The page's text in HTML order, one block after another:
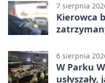
7 sierpnia
Kierowca
6 sierpnia
W Parku